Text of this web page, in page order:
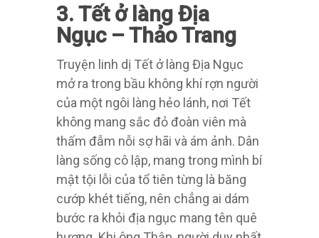
3. Tết ở làng Địa
Ngục – Thảo Trang
Truyện linh dị Tết ở làng Địa Ngục
mở ra trong bầu không khí rợn người
của một ngôi làng hẻo lánh, nơi Tết
không mang sắc đỏ đoàn viên mà
thấm đẫm nỗi sợ hãi và ám ảnh. Dân
làng sống cô lập, mang trong mình bí
mật tội lỗi của tổ tiên từng là băng
cướp khét tiếng, nên chẳng ai dám
bước ra khỏi địa ngục mang tên quê